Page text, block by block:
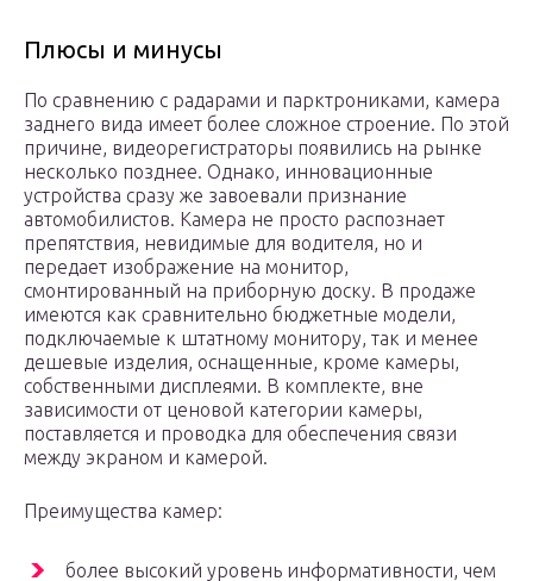
Плюсы и минусы
По сравнению с радарами и парктрониками, камера
заднего вида имеет более сложное строение. По этой
причине, видеорегистраторы появились на рынке
несколько позднее. Однако, инновационные
устройства сразу же завоевали признание
автомобилистов. Камера не просто распознает
препятствия, невидимые для водителя, но и
передает изображение на монитор,
смонтированный на приборную доску. В продаже
имеются как сравнительно бюджетные модели,
подключаемые к штатному монитору, так и менее
дешевые изделия, оснащенные, кроме камеры,
собственными дисплеями. В комплекте, вне
зависимости от ценовой категории камеры,
поставляется и проводка для обеспечения связи
между экраном и камерой.
Преимущества камер:
более высокий уровень информативности, чем